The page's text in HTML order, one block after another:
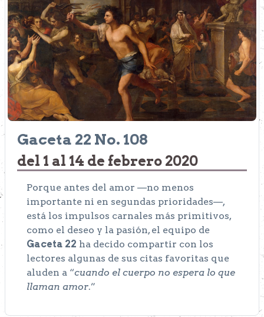
Gaceta 22 No. 108
del 1 al 14 de febrero 2020
Porque antes del amor —no menos
importante ni en segundas prioridades—,
está los impulsos carnales más primitivos,
como el deseo y la pasión, el equipo de
Gaceta 22 ha decido compartir con los
lectores algunas de sus citas favoritas que
aluden a “cuando el cuerpo no espera lo que
llaman amor.”